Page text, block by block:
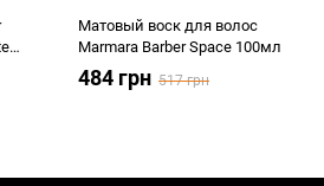
Матовый воск для волос
Marmara Barber Space 100мл
484 грн 517 грн